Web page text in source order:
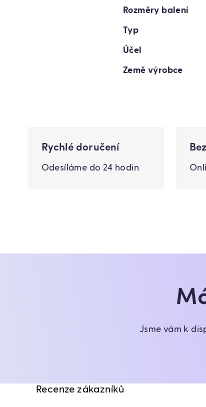
Rozměry balení
Typ
Účel
Země výrobce
Rychlé doručení
Odesíláme do 24 hodin
Jsme vám k
Recenze zákazníků